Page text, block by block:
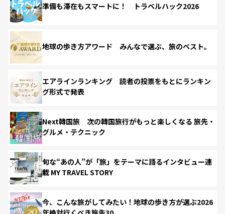
準備も滞在もスマートに！ トラベルハック2026
地球の歩き方アワード みんなで選ぶ、旅のベスト。
エアラインランキング 読者の投票をもとにランキン
グ形式で発表
Next韓国旅 次の韓国旅行がもっと楽しくなる 旅先・
グルメ・テクニック
旬な“あの人”が「旅」をテーマに語るインタビュー連
載 MY TRAVEL STORY
今、こんな旅がしてみたい！地球の歩き方が選ぶ2026